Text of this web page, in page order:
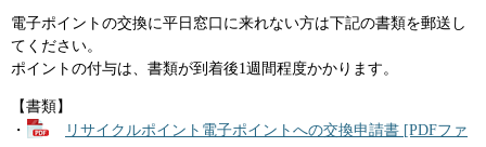
電子ポイントの交換に平日窓口に来れない方は下記の書類を郵送し
てください。
ポイントの付与は、書類が到着後1週間程度かかります。
【書類】
・
リサイクルポイント電子ポイントへの交換申請書 [PDFファ